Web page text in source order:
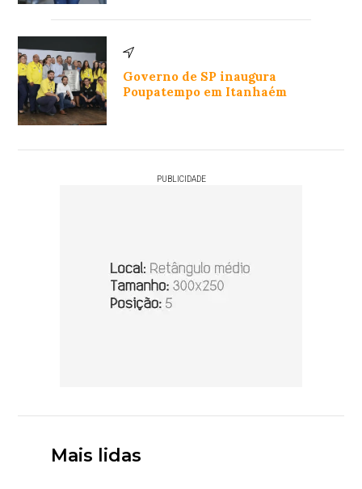
Governo de SP inaugura
Poupatempo em Itanhaém
PUBLICIDADE
Mais lidas